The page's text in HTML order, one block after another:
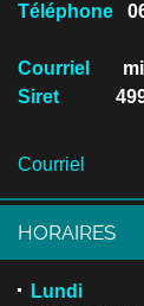
Téléphone
Courriel
Siret
Courriel
HORAIRES
Lundi